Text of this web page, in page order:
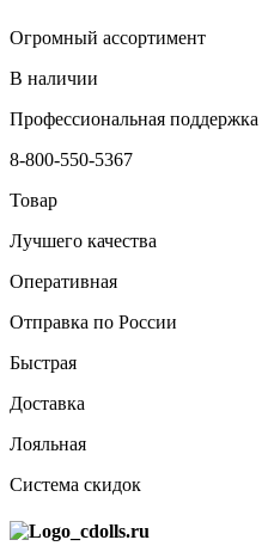
Огромный ассортимент
В наличии
Профессиональная поддержка
8-800-550-5367
Товар
Лучшего качества
Оперативная
Отправка по России
Быстрая
Доставка
Лояльная
Система скидок